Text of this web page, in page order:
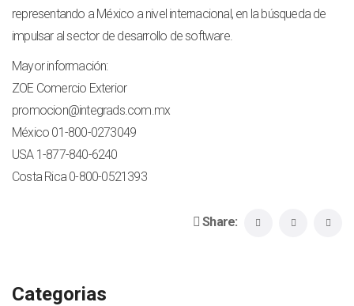
representando a México a nivel internacional, en la búsqueda de
impulsar al sector de desarrollo de software.
Mayor información:
ZOE Comercio Exterior
promocion@integrads.com.mx
México 01-800-0273049
USA 1-877-840-6240
Costa Rica 0-800-0521393
Share:
Categorias